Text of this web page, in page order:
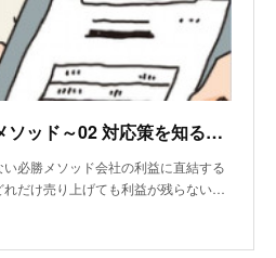
粗利を下げない必勝メソッド～02 対応策を知る ダブルチェックの徹底で見落としをなくす
必勝メソッド会社の利益に直結する
れだけ売り上げても利益が残らない…